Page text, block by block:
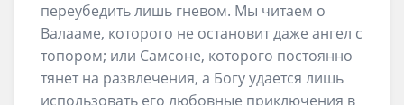
переубедить лишь гневом. Мы читаем о
Валааме, которого не остановит даже ангел с
топором; или Самсоне, которого постоянно
тянет на развлечения, а Богу удается лишь
использовать его любовные приключения в